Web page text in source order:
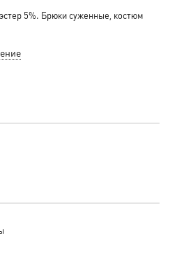
5%. Брюки суженные, костюм